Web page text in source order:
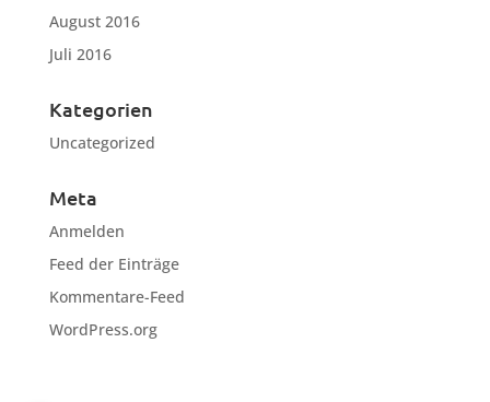
August 2016
Juli 2016
Kategorien
Uncategorized
Meta
Anmelden
Feed der Einträge
Kommentare-Feed
WordPress.org